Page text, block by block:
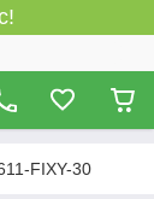
FIXY-30